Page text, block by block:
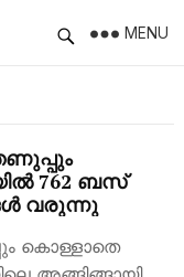
MENU
762 ബസ്
വരുന്നു
കൊള്ളാതെ